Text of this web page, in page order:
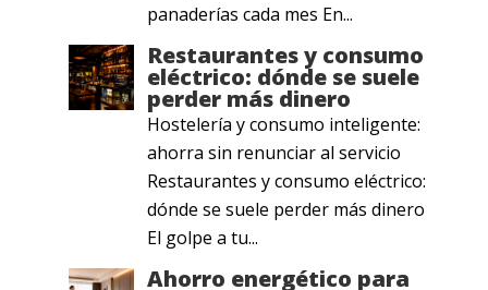
panaderías cada mes En...
Restaurantes y consumo
eléctrico: dónde se suele
perder más dinero
Hostelería y consumo inteligente:
ahorra sin renunciar al servicio
Restaurantes y consumo eléctrico:
dónde se suele perder más dinero
El golpe a tu...
Ahorro energético para